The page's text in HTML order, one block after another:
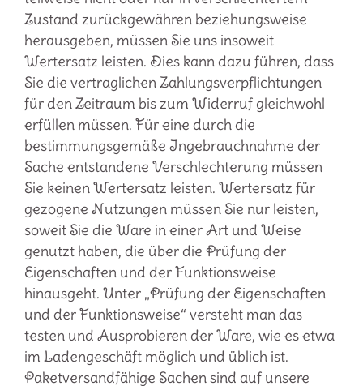
Zustand zurückgewähren beziehungsweise
herausgeben, müssen Sie uns insoweit
Wertersatz leisten. Dies kann dazu führen, dass
Sie die vertraglichen Zahlungsverpflichtungen
für den Zeitraum bis zum Widerruf gleichwohl
erfüllen müssen. Für eine durch die
bestimmungsgemäße Ingebrauchnahme der
Sache entstandene Verschlechterung müssen
Sie keinen Wertersatz leisten. Wertersatz für
gezogene Nutzungen müssen Sie nur leisten,
soweit Sie die Ware in einer Art und Weise
genutzt haben, die über die Prüfung der
Eigenschaften und der Funktionsweise
hinausgeht. Unter „Prüfung der Eigenschaften
und der Funktionsweise“ versteht man das
testen und Ausprobieren der Ware, wie es etwa
im Ladengeschäft möglich und üblich ist.
Paketversandfähige Sachen sind auf unsere